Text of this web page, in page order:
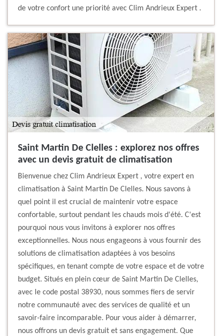
de votre confort une priorité avec Clim Andrieux Expert .
Saint Martin De Clelles : explorez nos offres
avec un devis gratuit de climatisation
Bienvenue chez Clim Andrieux Expert , votre expert en
climatisation à Saint Martin De Clelles. Nous savons à
quel point il est crucial de maintenir votre espace
confortable, surtout pendant les chauds mois d'été. C'est
pourquoi nous vous invitons à explorer nos offres
exceptionnelles. Nous nous engageons à vous fournir des
solutions de climatisation adaptées à vos besoins
spécifiques, en tenant compte de votre espace et de votre
budget. Situés en plein cœur de Saint Martin De Clelles,
avec le code postal 38930, nous sommes fiers de servir
notre communauté avec des services de qualité et un
savoir-faire incomparable. Pour vous aider à démarrer,
nous offrons un devis gratuit et sans engagement. Que